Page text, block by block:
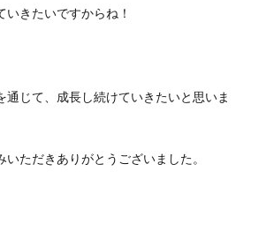
きたいですからね！
通じて、成長し続けていきたいと思いま
ただきありがとうございました。